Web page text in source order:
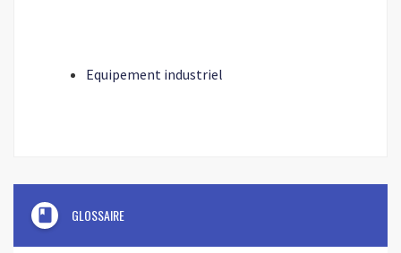
Equipement industriel
book GLOSSAIRE